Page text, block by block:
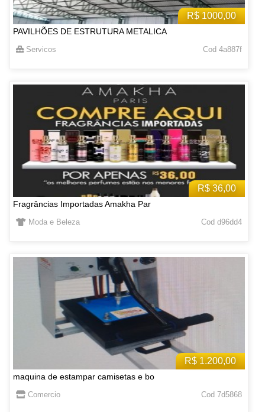
R$ 1000,00
PAVILHÕES DE ESTRUTURA METALICA
Servicos Cod 4a887f
R$ 36,00
Fragrâncias Importadas Amakha Par
Moda e Beleza Cod d96dd4
R$ 1.200,00
maquina de estampar camisetas e bo
Comercio Cod 7d5868